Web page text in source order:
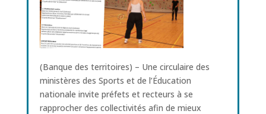
(Banque des territoires) – Une circulaire des
ministères des Sports et de l’Éducation
nationale invite préfets et recteurs à se
rapprocher des collectivités afin de mieux